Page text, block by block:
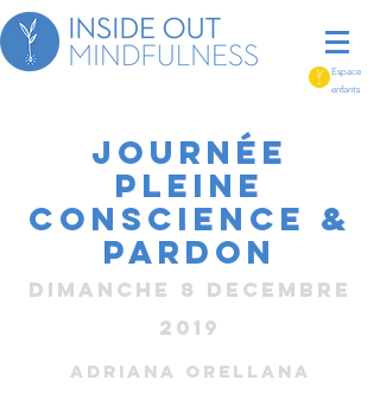
Espace
enfants
JOurnée
Pleine
conscience &
PArdon
Dimanche 8 decembre
2019
Adriana Orellana